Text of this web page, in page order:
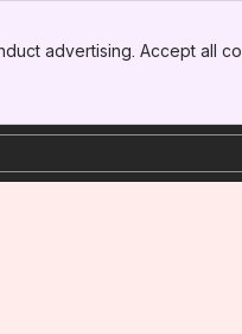
advertising. Accept all